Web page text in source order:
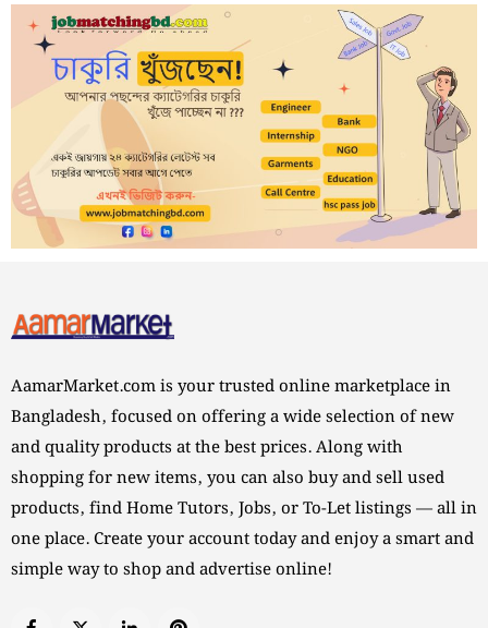
AamarMarket.com is your trusted online marketplace in
Bangladesh, focused on offering a wide selection of new
and quality products at the best prices. Along with
shopping for new items, you can also buy and sell used
products, find Home Tutors, Jobs, or To-Let listings — all in
one place. Create your account today and enjoy a smart and
simple way to shop and advertise online!